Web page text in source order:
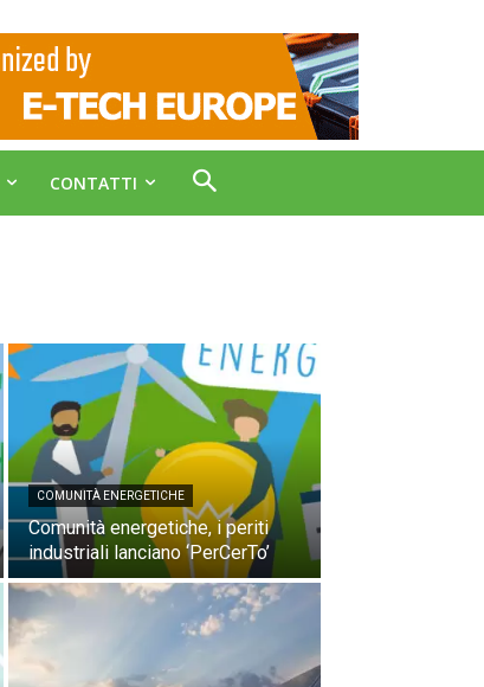
CONTATTI
COMUNITÀ ENERGETICHE
Comunità energetiche, i periti
industriali lanciano ‘PerCerTo’